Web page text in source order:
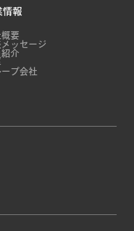
情報
要
ッセージ
介
プ会社